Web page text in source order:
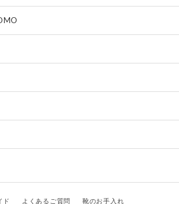
ド よくあるご質問 靴のお手入れ